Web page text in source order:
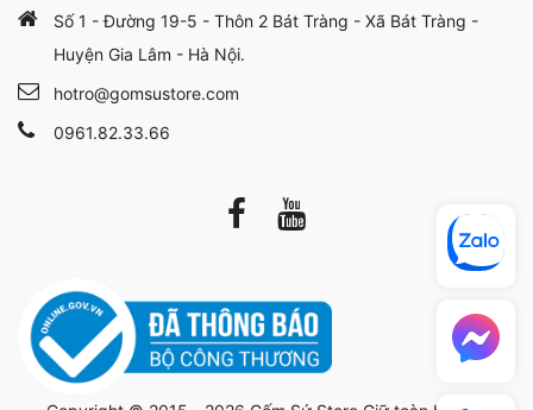
Số 1 - Đường 19-5 - Thôn 2 Bát Tràng - Xã Bát Tràng -
Huyện Gia Lâm - Hà Nội.
hotro@gomsustore.com
0961.82.33.66